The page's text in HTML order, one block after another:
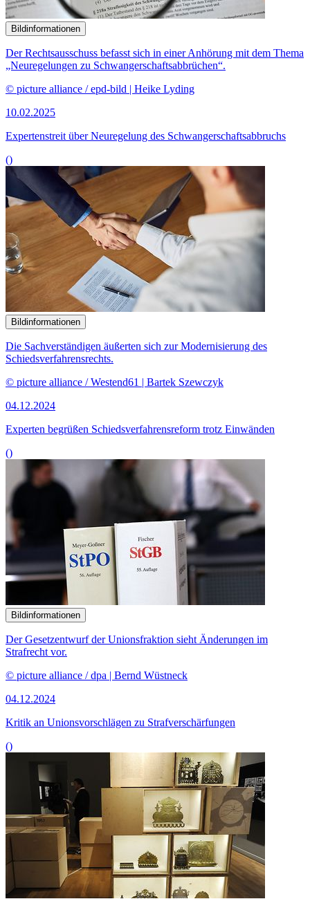
Bildinformationen
Der Rechtsausschuss befasst sich in einer Anhörung mit dem Thema
„Neuregelungen zu Schwangerschaftsabbrüchen“.
© picture alliance / epd-bild | Heike Lyding
10.02.2025
Expertenstreit über Neuregelung des Schwangerschaftsabbruchs
()
Bildinformationen
Die Sachverständigen äußerten sich zur Modernisierung des
Schiedsverfahrensrechts.
© picture alliance / Westend61 | Bartek Szewczyk
04.12.2024
Experten begrüßen Schiedsverfahrensreform trotz Einwänden
()
Bildinformationen
Der Gesetzentwurf der Unionsfraktion sieht Änderungen im
Strafrecht vor.
© picture alliance / dpa | Bernd Wüstneck
04.12.2024
Kritik an Unionsvorschlägen zu Strafverschärfungen
()